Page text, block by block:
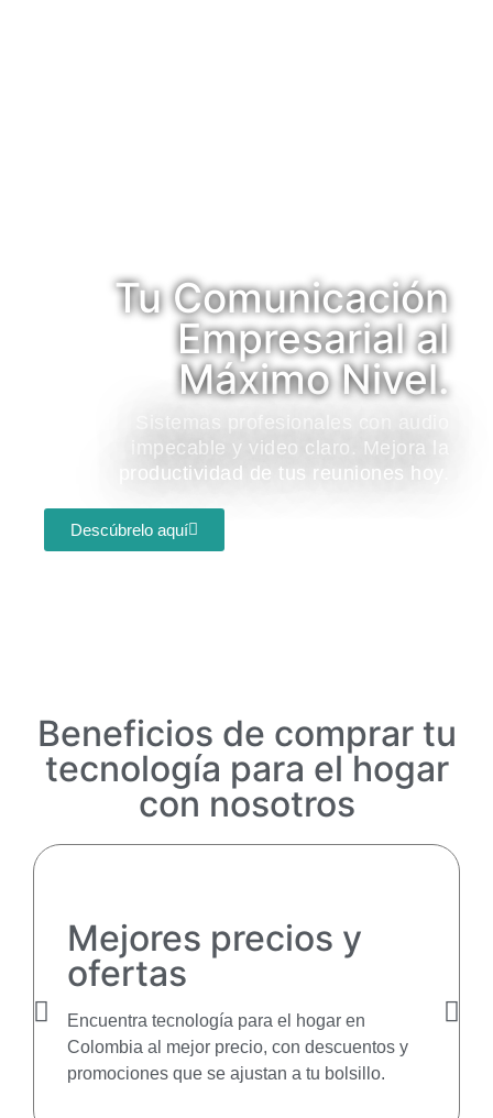
Tu Comunicación
Empresarial al
Máximo Nivel.
Sistemas profesionales con audio
impecable y video claro. Mejora la
productividad de tus reuniones hoy.
Descúbrelo aquí
Beneficios de comprar tu
tecnología para el hogar
con nosotros
Mejores precios y
ofertas
Encuentra tecnología para el hogar en
Colombia al mejor precio, con descuentos y
promociones que se ajustan a tu bolsillo.